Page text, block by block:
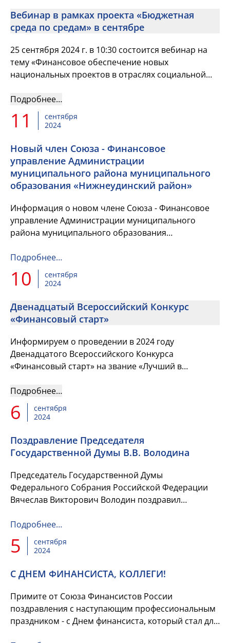
Вебинар в рамках проекта «Бюджетная
среда по средам» в сентябре
25 сентября 2024 г. в 10:30 состоится вебинар на
тему «Финансовое обеспечение новых
национальных проектов в отраслях социальной
Подробнее…
11
сентября
2024
Новый член Союза - Финансовое
управление Администрации
муниципального района муниципального
образования «Нижнеудинский район»
Информация о новом члене Союза - Финансовое
управление Администрации муниципального
района муниципального образования
Подробнее…
10
сентября
2024
Двенадцатый Всероссийский Конкурс
«Финансовый старт»
Информируем о проведении в 2024 году
Двенадцатого Всероссийского Конкурса
«Финансовый старт» на звание «Лучший в
финансист»
Подробнее…
6
сентября
2024
Поздравление Председателя
Государственной Думы В.В. Володина
Председатель Государственной Думы
Федерального Собрания Российской Федерации
Вячеслав Викторович Володин поздравил
Валентину Николаевну Артамонову и коллек...
Подробнее…
5
сентября
2024
С ДНЕМ ФИНАНСИСТА, КОЛЛЕГИ!
Примите от Союза Финансистов России
поздравления с наступающим профессиональным
праздником - с Днем финансиста, который стал для